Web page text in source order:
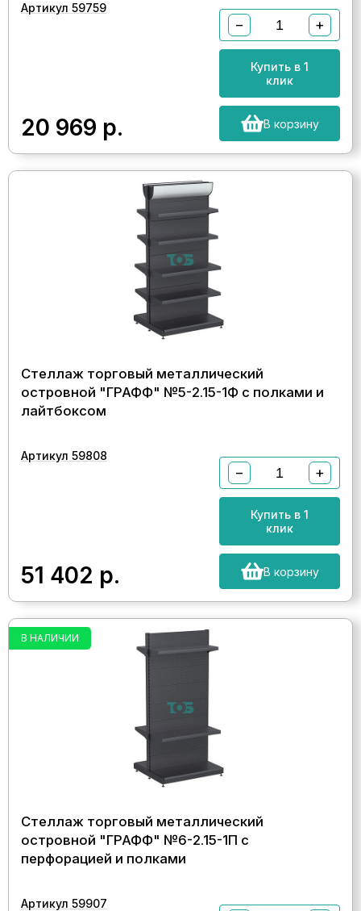
Артикул 59759
20 969 р.
− +
Купить в 1
клик
В корзину
Стеллаж торговый металлический
островной "ГРАФФ" №5-2.15-1Ф с полками и
лайтбоксом
Артикул 59808
51 402 р.
− +
Купить в 1
клик
В корзину
В НАЛИЧИИ
Стеллаж торговый металлический
островной "ГРАФФ" №6-2.15-1П с
перфорацией и полками
Артикул 59907